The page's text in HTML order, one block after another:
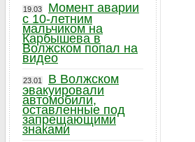
19.03
Момент аварии
с 10-летним
мальчиком на
Карбышева в
Волжском попал на
видео
23.01
В Волжском
эвакуировали
автомобили,
оставленные под
запрещающими
знаками